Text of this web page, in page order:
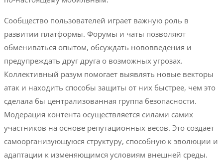
Сообщество пользователей играет важную роль в
развитии платформы. Форумы и чаты позволяют
обмениваться опытом, обсуждать нововведения и
предупреждать друг друга о возможных угрозах.
Коллективный разум помогает выявлять новые векторы
атак и находить способы защиты от них быстрее, чем это
сделала бы централизованная группа безопасности.
Модерация контента осуществляется силами самих
участников на основе репутационных весов. Это создает
самоорганизующуюся структуру, способную к эволюции и
адаптации к изменяющимся условиям внешней среды.